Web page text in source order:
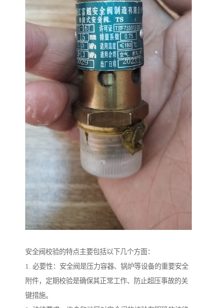
安全阀校验的特点主要包括以下几个方面：
1. 必要性：安全阀是压力容器、锅炉等设备的重要安全
附件，定期校验是确保其正常工作、防止超压事故的关
键措施。